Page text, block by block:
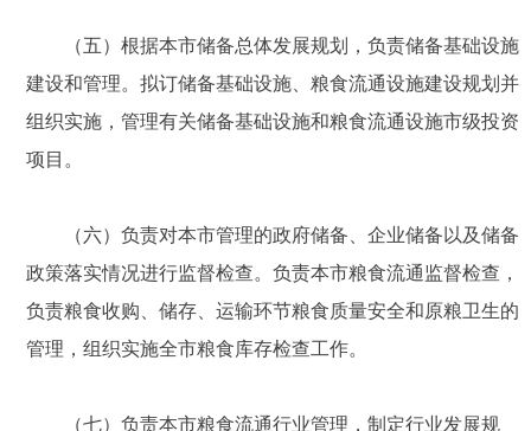
（五）根据本市储备总体发展规划，负责储备基础设施
建设和管理。拟订储备基础设施、粮食流通设施建设规划并
组织实施，管理有关储备基础设施和粮食流通设施市级投资
项目。
（六）负责对本市管理的政府储备、企业储备以及储备
政策落实情况进行监督检查。负责本市粮食流通监督检查，
负责粮食收购、储存、运输环节粮食质量安全和原粮卫生的
管理，组织实施全市粮食库存检查工作。
（七）负责本市粮食流通行业管理，制定行业发展规